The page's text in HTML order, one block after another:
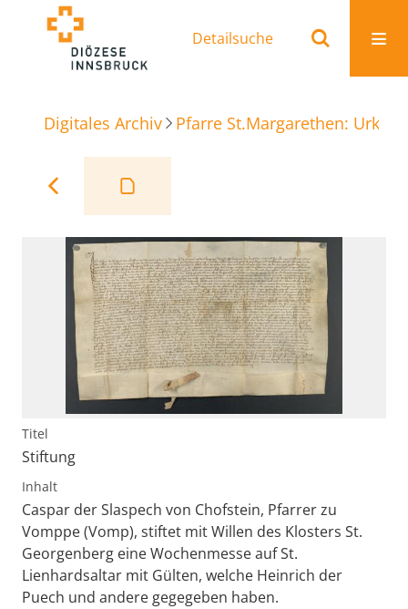
Detailsuche
Digitales Archiv Pfarre St.Margarethen:
Titel
Stiftung
Inhalt
Caspar der Slaspech von Chofstein, Pfarrer zu
Vomppe (Vomp), stiftet mit Willen des Klosters St.
Georgenberg eine Wochenmesse auf St.
Lienhardsaltar mit Gülten, welche Heinrich der
Puech und andere gegegeben haben.